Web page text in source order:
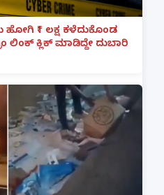
₹1 ಲಕ್ಷ ಕಳೆದುಕೊಂಡ
ಲಿಂಕ್ ಕ್ಲಿಕ್ ಮಾಡಿದ್ದೇ ದುಬಾರಿ